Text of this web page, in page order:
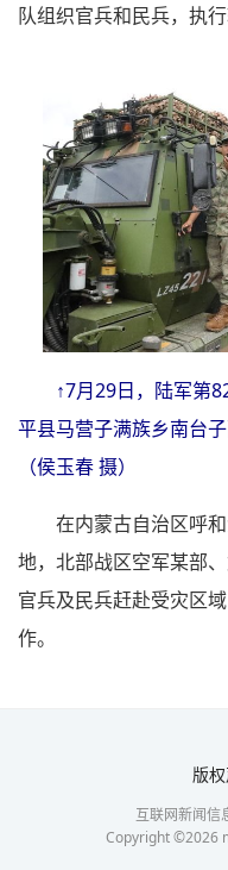
队组织官兵和民兵，执
↑7月29日，陆军第
平县马营子满族乡南台
（侯玉春 摄）
在内蒙古自治区呼
地，北部战区空军某部
官兵及民兵赶赴受灾区
作。
版
互联网新闻信
Copyright ©2026